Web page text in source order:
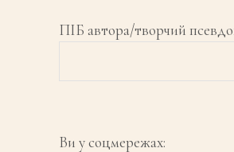
ПІБ автора/творчий
Ви у соцмережах: